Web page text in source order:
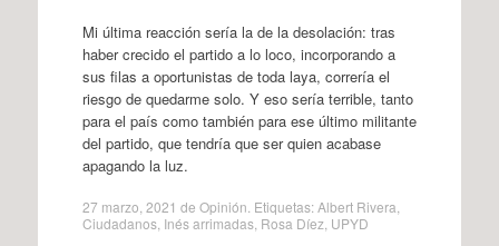
Mi última reacción sería la de la desolación: tras
haber crecido el partido a lo loco, incorporando a
sus filas a oportunistas de toda laya, correría el
riesgo de quedarme solo. Y eso sería terrible, tanto
para el país como también para ese último militante
del partido, que tendría que ser quien acabase
apagando la luz.
27 marzo, 2021 de Opinión . Etiquetas:Albert Rivera
Ciudadanos, Inés arrimadas, Rosa Díez, UPYD